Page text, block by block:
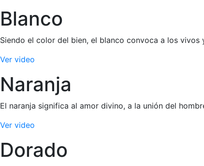
Blanco
Siendo el color del bien, el blanco convoca a los vivos
Ver video
Naranja
El naranja significa al amor divino, a la unión del
Ver video
Dorado